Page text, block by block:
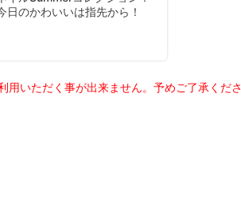
いただく事が出来ません。予めご了承くださ